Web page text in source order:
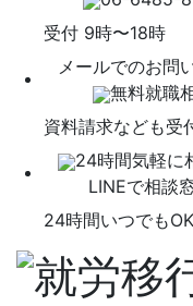
受付 9時〜18時
メールでのお問
無料就職
資料請求なども受
24時間気軽に
LINEで相談
24時間いつでもOK